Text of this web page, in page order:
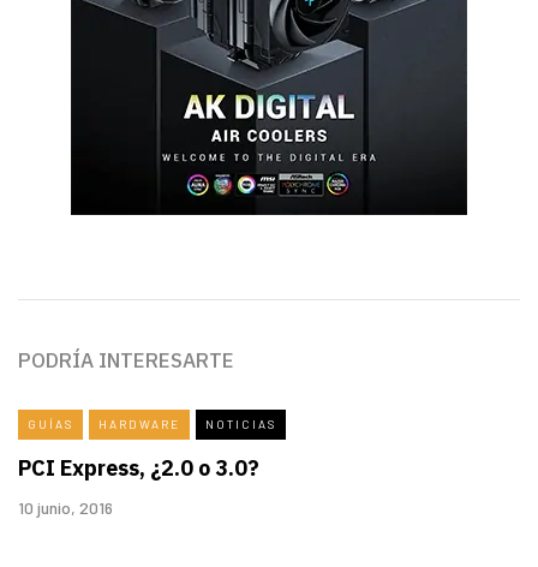
PODRÍA INTERESARTE
GUÍAS HARDWARE NOTICIAS
PCI Express, ¿2.0 o 3.0?
10 junio, 2016